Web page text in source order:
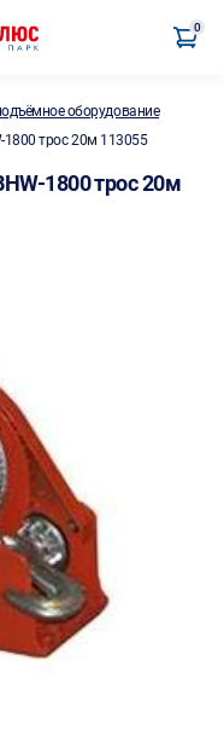
0
оборудование
1800 трос 20м 113055
1800 трос 20м